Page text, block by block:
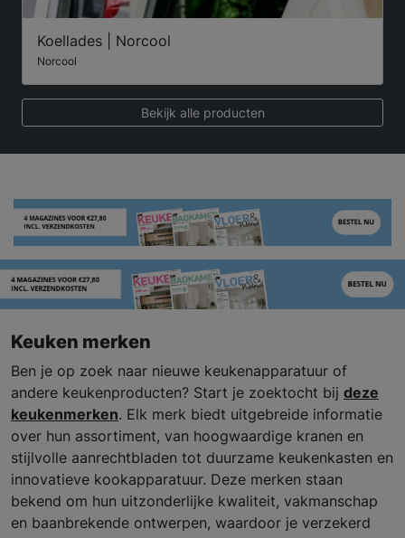
Koellades | Norcool
Norcool
Bekijk alle producten
Keuken merken
Ben je op zoek naar nieuwe keukenapparatuur of
andere keukenproducten? Start je zoektocht bij deze
keukenmerken. Elk merk biedt uitgebreide informatie
over hun assortiment, van hoogwaardige kranen en
stijlvolle aanrechtbladen tot duurzame keukenkasten en
innovatieve kookapparatuur. Deze merken staan
bekend om hun uitzonderlijke kwaliteit, vakmanschap
en baanbrekende ontwerpen, waardoor je verzekerd